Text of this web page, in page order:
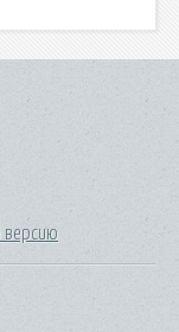
версию